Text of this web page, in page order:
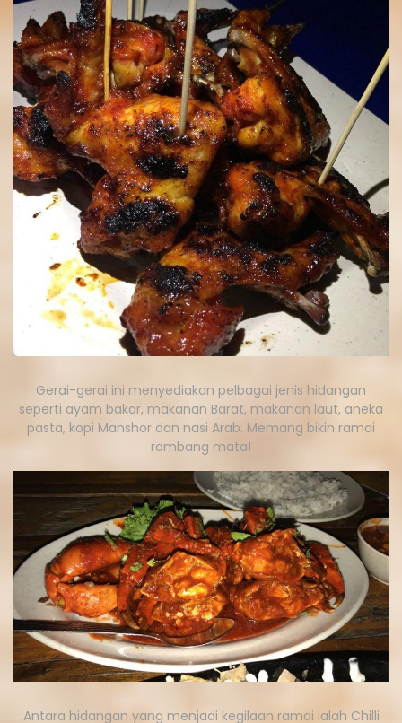
Gerai-gerai ini menyediakan pelbagai jenis hidangan
seperti ayam bakar, makanan Barat, makanan laut, aneka
pasta, kopi Manshor dan nasi Arab. Memang bikin ramai
rambang mata!
Antara hidangan yang menjadi kegilaan ramai ialah Chilli